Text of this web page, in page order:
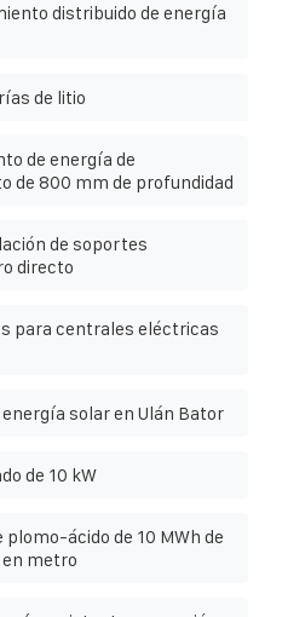
distribuido de energía
de litio
de energía de
de 800 mm de profundidad
de soportes
directo
para centrales eléctricas
solar en Ulán Bator
de 10 kW
ácido de 10 MWh de
en metro